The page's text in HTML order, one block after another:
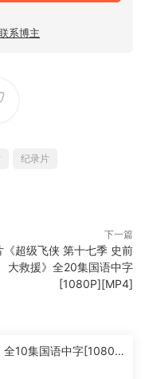
系博主
纪录片
下一篇
《超级飞侠 第十七季 史前
大救援》全20集国语中字
[1080P][MP4]
全10集国语中字[1080